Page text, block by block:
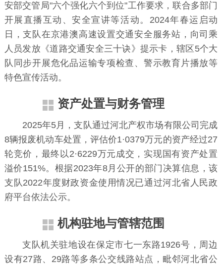
安部交管局"六个强化六个到位"工作要求，联合多部门
开展直播互动、安全宣讲等活动。2024年春运启动
日，支队在京港澳高速设置交通安全服务站，向司乘
人员发放《道路交通安全三十诀》提示卡，辖区5个大
队同步开展危化品运输专项检查、警示教育片播放等
特色宣传活动。
资产处置与财务管理
2025年5月，支队通过河北产权市场有限公司完成
8辆报废机动车处置，评估价1·0379万元的资产经过27
轮竞价，最终以2·6229万元成交，实现国有资产处置
溢价151%。根据2023年8月公开的部门决算信息，该
支队2022年度财政资金使用情况已通过河北省人民政
府平台依法公示。
机构驻地与管辖范围
支队机关驻地设在保定市七一东路1926号，周边
设有27路、29路等多条公交线路站点，毗邻河北省公